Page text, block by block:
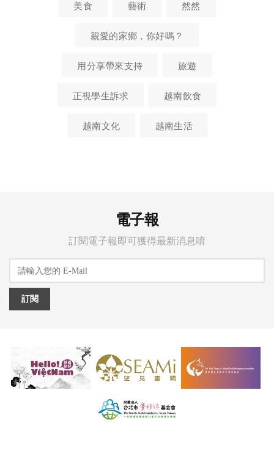
美食 藝術 然然
親愛的家鄉，你好嗎？
用分享帶來支持 旅遊
正視學生訴求 越南飲食
越南文化 越南生活
電子報
訂閱電子報即可獲得最新消息唷
訂閱